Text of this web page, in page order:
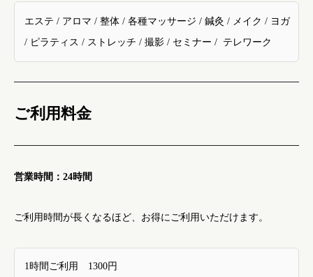
エステ / アロマ / 整体 / 各種マッサージ / 鍼灸 / メイク / ヨガ
/ ピラティス / ストレッチ / 撮影 / セミナー / テレワーク
ご利用料金
営業時間：24時間
ご利用時間が長くなるほど、お得にご利用いただけます。
1時間ご利用 1300円